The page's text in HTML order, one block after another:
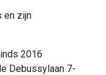
en zijn
2016
Debussylaan 7-